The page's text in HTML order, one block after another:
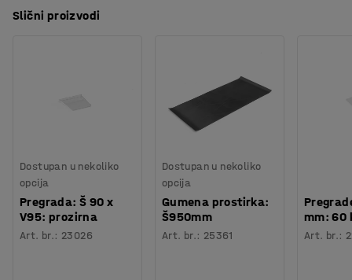
Slični proizvodi
Dostupan u nekoliko
opcija
Pregrada: Š 90 x
V95: prozirna
Art. br.: 23026
Dostupan u nekoliko
opcija
Gumena prostirka:
Š950mm
Art. br.: 25361
mm: 60
Art. br.: